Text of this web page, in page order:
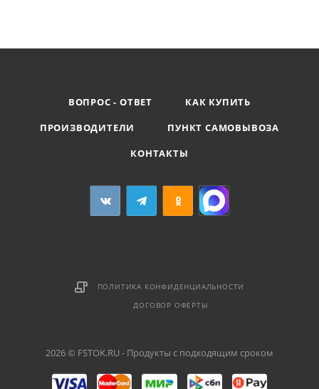
ВОПРОС - ОТВЕТ
КАК КУПИТЬ
ПРОИЗВОДИТЕЛИ
ПУНКТ САМОВЫВОЗА
КОНТАКТЫ
ПОЛИТИКА КОНФИДЕНЦИАЛЬНОСТИ
ДОГОВОР ОФЕРТЫ
2026 © FSTOK.RU - Продукты с подходящим сроком